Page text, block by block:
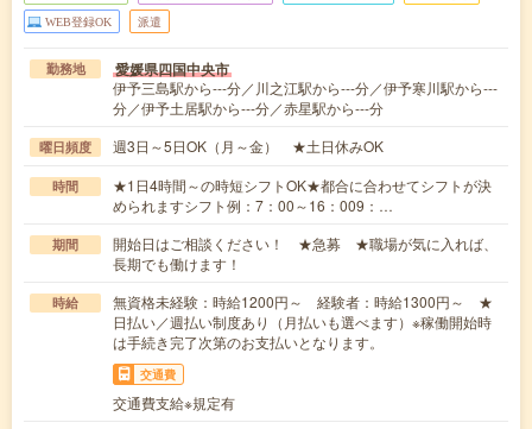
WEB登録OK 派遣
勤務地 愛媛県四国中央市
伊予三島駅から---分／川之江駅から---分／伊予寒川駅から---
分／伊予土居駅から---分／赤星駅から---分
曜日頻度 週3日～5日OK（月～金） ★土日休みOK
時間
★1日4時間～の時短シフトOK★都合に合わせてシフトが決
められますシフト例：7：00～16：009：…
期間
開始日はご相談ください！ ★急募 ★職場が気に入れば、
長期でも働けます！
時給
無資格未経験：時給1200円～ 経験者：時給1300円～ ★
日払い／週払い制度あり（月払いも選べます）※稼働開始時
は手続き完了次第のお支払いとなります。
交通費
交通費支給※規定有